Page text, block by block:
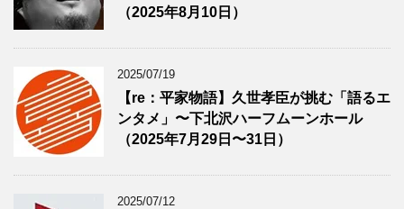
（2025年8月10日）
2025/07/19
【re：平家物語】久世孝臣が挑む「語るエ
ンタメ」〜下北沢ハーフムーンホール
（2025年7月29日〜31日）
2025/07/12